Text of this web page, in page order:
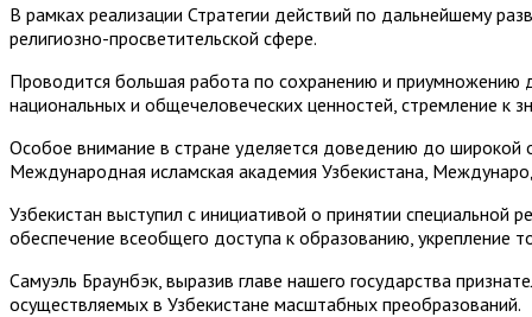
В рамках реализации Стратегии действий по дальнейшему
религиозно-просветительской сфере.
Проводится большая работа по сохранению и приумножению
национальных и общечеловеческих ценностей, стремление к
Особое внимание в стране уделяется доведению до широкой
Международная исламская академия Узбекистана,
Узбекистан выступил с инициативой о принятии
обеспечение всеобщего доступа к образованию, укрепление
Самуэль Браунбэк, выразив главе нашего государства
осуществляемых в Узбекистане масштабных преобразований.